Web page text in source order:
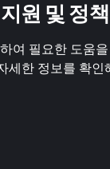
지원 및 정책
여 필요한 도움
세한 정보를 확인